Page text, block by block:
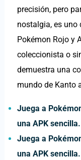
precisión, pero
nostalgia, es uno
Pokémon Rojo y
coleccionista o
demuestra una
mundo de Kanto
Juega a
una APK sencilla.
Juega a
una APK sencilla.